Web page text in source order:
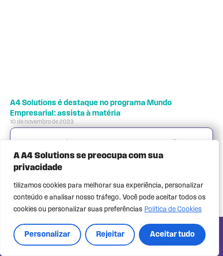
A A4 Solutions se preocupa com sua
privacidade
tilizamos cookies para melhorar sua experiência, personalizar
conteúdo e analisar nosso tráfego. Você pode aceitar todos os
cookies ou personalizar suas preferências Política de Cookies
Personalizar Rejeitar Aceitar tudo
A4 Solutions é destaque no programa Mundo
Empresarial: assista à matéria
10 de novembro de 2023
O programa Mundo Empresarial realizou uma matéria
contando um pouco da história de empreendedorismo
dos criadores da A4 Solutions. Nela, você fica conhecendo
mais sobre
privacidade
O nosso site usa cookies e outras tecnologias para personalizar a sua
site.Ao navegar pelo site, coletaremos tais informações para utilizá-las com
estas finalidades. Em caso de dúvidas, acesse nossaPolítica de
Aceito